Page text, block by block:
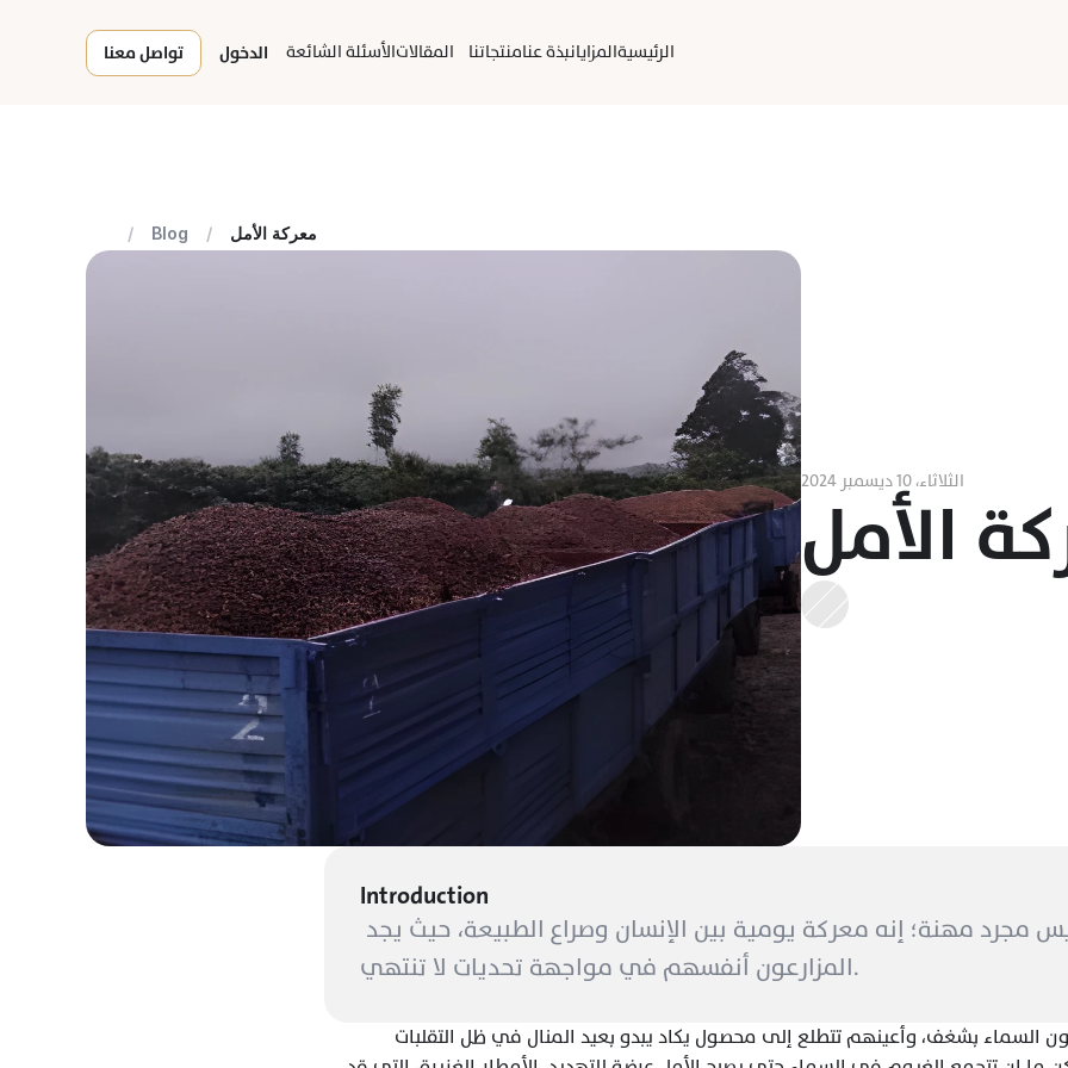
تواصل معنا الدخول الأسئلة الشائعةالمقالات منتجاتنانبذة عناالمزاياالرئيسية
/ Blog / معركة الأمل
الثلاثاء، ١٠ ديسمبر ٢٠٢٤
الأمل
Introduction
المزارعون أنفسهم في مواجهة تحديات لا تنتهي.